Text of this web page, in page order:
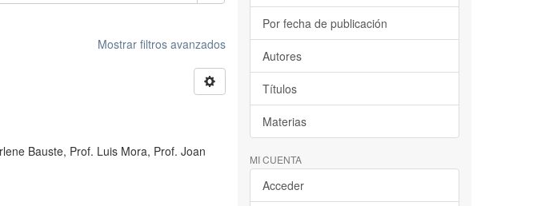
Mostrar filtros avanzados
Bauste, Prof. Luis Mora, Prof. Joan
Por fecha de publicación
Autores
Títulos
Materias
MI CUENTA
Acceder